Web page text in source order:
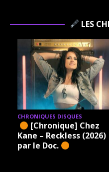
LES
CHRONIQUES DISQUES
[Chronique] Chez
Kane – Reckless (2026)
par le Doc.